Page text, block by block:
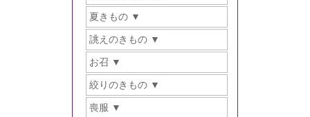
夏きもの
誂えのきもの
お召
絞りのきもの
喪服